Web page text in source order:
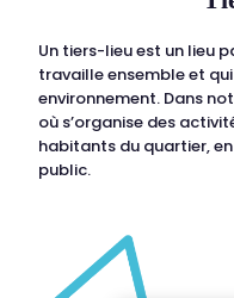
Un tiers-lieu est un lieu
travaille ensemble et
environnement. Dans
où s’organise des
habitants du quartier,
public.